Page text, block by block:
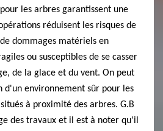
les arbres garantissent une
réduisent les risques de
dommages matériels en
ou susceptibles de se casser
de la glace et du vent. On peut
environnement sûr pour les
à proximité des arbres. G.B
des travaux et il est à noter qu'il